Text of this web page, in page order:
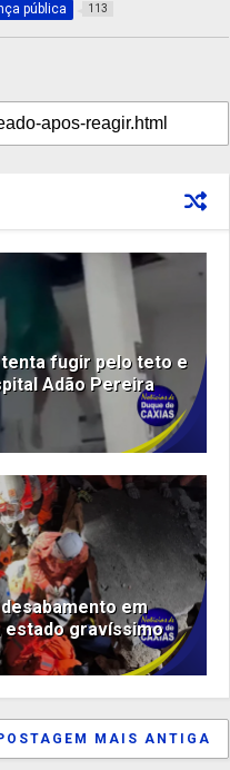
pública 113
tenta fugir pelo teto e
Adão Pereira
em
estado gravíssimo
MAIS ANTIGA